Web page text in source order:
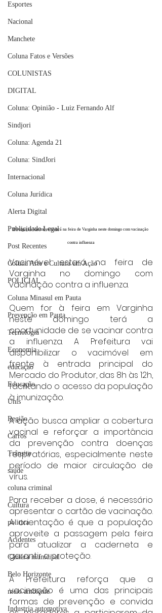
Esportes
Nacional
Manchete
Coluna Fatos e Versões
COLUNISTAS
DIGITAL
Coluna: Opinião - Luiz Fernando Alf
Sindjori
Coluna: Agenda 21
Coluna: SindJori
Internacional
Coluna Jurídica
Alerta Digital
Publicidade Legal
Post Recentes
Coluna Arte e Cultura em Ação
POLICIAL
Coluna Minasul em Pauta
Prevenção em Pauta
Tecnologia
Economia
educaçao
Educação
Unis
Região
Carros
Trânsito
saúde
coluna criminal
Cultura
politica
Acidentes
Câmara municipal
Belo Horizonte
meio ambiente
Industria automotiva
Divulgação/Vacimóvel estará na feira de Varginha neste domingo com vacinação
contra influenza
Vacimóvel estará na feira de
Varginha no domingo com
vacinação contra a influenza.
Quem for à feira em Varginha
neste domingo terá a
oportunidade de se vacinar contra
a influenza. A Prefeitura vai
disponibilizar o vacimóvel em
frente à entrada principal do
Mercado do Produtor, das 8h às 12h,
facilitando o acesso da população
à imunização.
A ação busca ampliar a cobertura
vacinal e reforçar a importância
da prevenção contra doenças
respiratórias, especialmente neste
período de maior circulação de
vírus.
Para receber a dose, é necessário
apresentar o cartão de vacinação.
A orientação é que a população
aproveite a passagem pela feira
para atualizar a caderneta e
garantir a proteção.
A Prefeitura reforça que a
vacinação é uma das principais
formas de prevenção e convida